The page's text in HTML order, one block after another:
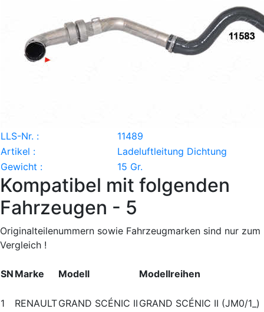
LLS-Nr. :
11489
Artikel :
Ladeluftleitung Dichtung
Gewicht :
15 Gr.
Kompatibel mit folgenden
Fahrzeugen - 5
Originalteilenummern sowie Fahrzeugmarken sind nur zum
Vergleich !
SN Marke Modell Modellreihen
1 RENAULTGRAND SCÉNIC II GRAND SCÉNIC II (JM0/1_)